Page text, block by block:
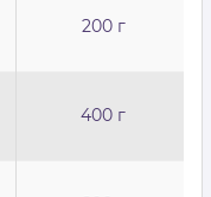
200 г
400 г